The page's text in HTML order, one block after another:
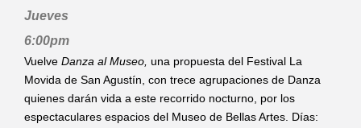
Jueves
6:00pm
‌Vuelve Danza al Museo, una propuesta del Festival La
Movida de San Agustín, con trece agrupaciones de Danza
quienes darán vida a este recorrido nocturno, por los
espectaculares espacios del Museo de Bellas Artes. Días: